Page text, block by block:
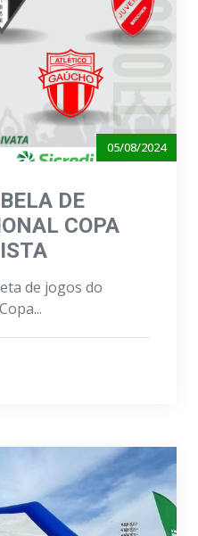
05/08/2024
DE
COPA
de jogos do